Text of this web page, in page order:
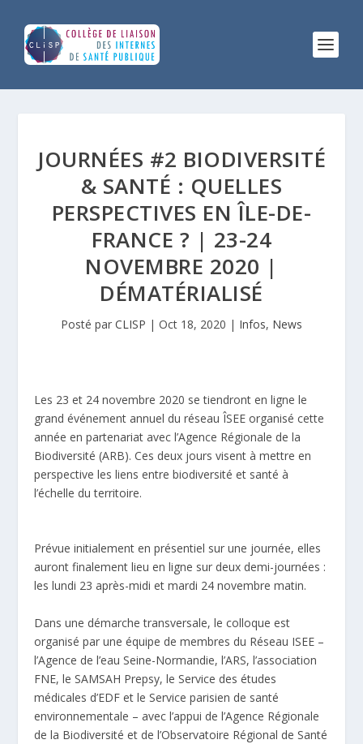
JOURNÉES #2 BIODIVERSITÉ
& SANTÉ : QUELLES
PERSPECTIVES EN ÎLE-DE-
FRANCE ? | 23-24
NOVEMBRE 2020 |
DÉMATÉRIALISÉ
Posté par CLISP | Oct 18, 2020 | Infos, News
Les 23 et 24 novembre 2020 se tiendront en ligne le
grand événement annuel du réseau ÎSEE organisé cette
année en partenariat avec l’Agence Régionale de la
Biodiversité (ARB). Ces deux jours visent à mettre en
perspective les liens entre biodiversité et santé à
l’échelle du territoire.
Prévue initialement en présentiel sur une journée, elles
auront finalement lieu en ligne sur deux demi-journées :
les lundi 23 après-midi et mardi 24 novembre matin.
Dans une démarche transversale, le colloque est
organisé par une équipe de membres du Réseau ISEE –
l’Agence de l’eau Seine-Normandie, l’ARS, l’association
FNE, le SAMSAH Prepsy, le Service des études
médicales d’EDF et le Service parisien de santé
environnementale – avec l’appui de l’Agence Régionale
de la Biodiversité et de l’Observatoire Régional de Santé